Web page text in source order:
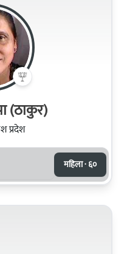
(ठाकुर)
प्रदेश
महिला · ६०